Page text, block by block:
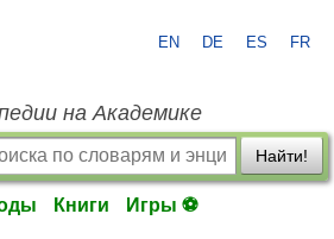
EN DE ES FR
на Академике
Найти!
Книги Игры ⚽